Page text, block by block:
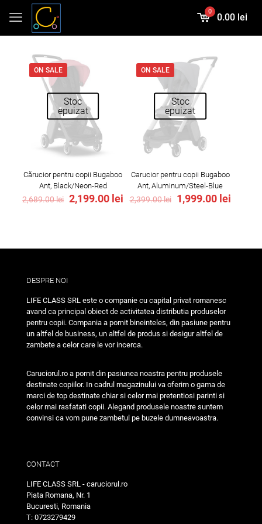
0
0.00 lei
ON SALE
Stoc
epuizat
Cărucior pentru copii Bugaboo
Ant, Black/Neon-Red
2,689.00lei Original
2,199.00 lei Current
ON SALE
Stoc
epuizat
Carucior pentru copii Bugaboo
Ant, Aluminum/Steel-Blue
2,399.00lei
Original
1,999.00 lei
DESPRE NOI
LIFE CLASS SRL este o companie cu capital privat romanesc
avand ca principal obiect de activitatea distributia produselor
pentru copii. Compania a pornit bineinteles, din pasiune pentru
un altfel de business, un altfel de produs si desigur altfel de
zambete a celor care le vor incerca.
Caruciorul.ro a pornit din pasiunea noastra pentru produsele
destinate copiilor. In cadrul magazinului va oferim o gama de
marci de top destinate chiar si celor mai pretentiosi parinti si
celor mai rasfatati copii. Alegand produsele noastre suntem
convinsi ca vom pune zambetul pe buzele dumneavoastra.
CONTACT
LIFE CLASS SRL - caruciorul.ro
Piata Romana, Nr. 1
Bucuresti, Romania
T: 0723279429